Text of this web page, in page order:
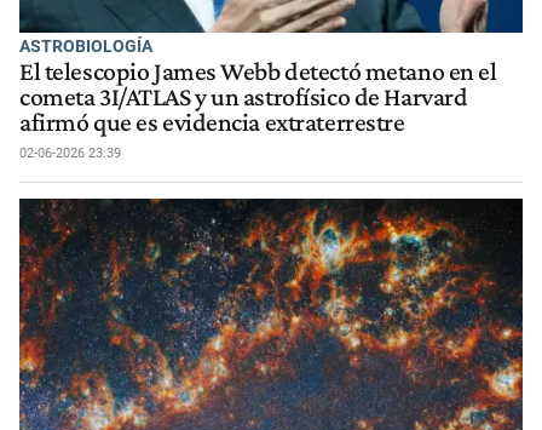
ASTROBIOLOGÍA
El telescopio James Webb detectó metano en el
cometa 3I/ATLAS y un astrofísico de Harvard
afirmó que es evidencia extraterrestre
02-06-2026 23:39